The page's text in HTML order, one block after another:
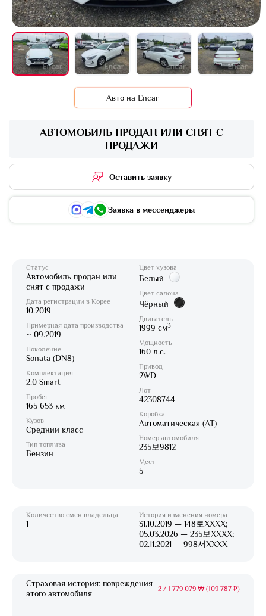
АВТОМОБИЛЬ ПРОДАН ИЛИ СНЯТ С
ПРОДАЖИ
Оставить заявку
Заявка в мессенджеры
Статус
Автомобиль продан или
снят с продажи
Дата регистрации в Корее
10.2019
Примерная дата производства
~ 09.2019
Поколение
Sonata (DN8)
Комплектация
2.0 Smart
Пробег
165 653 км
Кузов
Средний класс
Тип топлива
Бензин
Цвет кузова
Белый
Цвет салона
Чёрный
Двигатель
1999 см3
Мощность
160 л.с.
Привод
2WD
Лот
42308744
Коробка
Автоматическая (AT)
Номер автомобиля
235보9812
Мест
5
Количество смен владельца
1
История изменения номера
31.10.2019 — 148로XXXX;
05.03.2026 — 235보XXXX;
02.11.2021 — 998서XXXX
Страховая история: повреждения
этого автомобиля
2 / 1 779 079 ₩ (109 787 ₽)
Авто на Encar